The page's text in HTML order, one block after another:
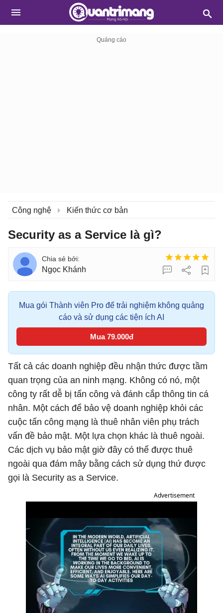
Công nghệ Kiến thức cơ bản
Security as a Service là gì?
Ngọc Khánh
Mua gói Thành viên Pro để trải nghiệm không quảng
cáo và sử dụng các tiện ích AI
Mua 79.000đ
Tất cả các doanh nghiệp đều nhận thức được tầm
quan trọng của an ninh mạng. Không có nó, một
công ty rất dễ bị tấn công và đánh cắp thông tin cá
nhân. Một cách để bảo vệ doanh nghiệp khỏi các
cuộc tấn công mạng là thuê nhân viên phụ trách
vấn đề bảo mật. Một lựa chọn khác là thuê ngoài.
Các dịch vụ bảo mật giờ đây có thể được thuê
ngoài qua đám mây bằng cách sử dụng thứ được
gọi là Security as a Service.
Advertisement